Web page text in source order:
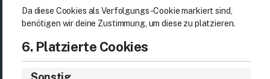
Da diese Cookies als Verfolgungs-Cookie markiert sind,
benötigen wir deine Zustimmung, um diese zu platzieren.
6. Platzierte Cookies